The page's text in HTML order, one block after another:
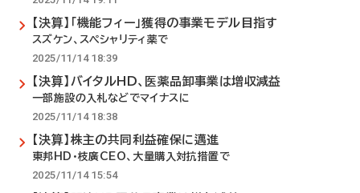
【決算】「機能フィー」獲得の事業モデル目指す
スズケン、スペシャリティ薬で
2025/11/14 18:39
【決算】バイタルHD、医薬品卸事業は増収減益
一部施設の入札などでマイナスに
2025/11/14 18:38
【決算】株主の共同利益確保に邁進
東邦HD・枝廣CEO、大量購入対抗措置で
2025/11/14 15:54